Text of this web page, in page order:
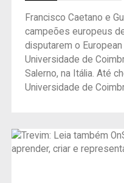
Francisco Caetano e
campeões europeus
disputarem o
Universidade de
Salerno, na Itália. Até
Universidade de